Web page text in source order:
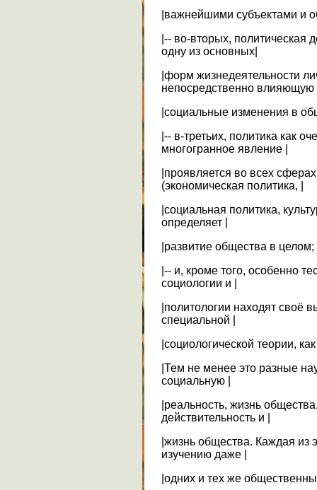
|важнейшими субъектами и
|-- во-вторых, политическая
одну из основных|
|форм жизнедеятельности
непосредственно влияющую
|социальные изменения в
|-- в-третьих, политика как
многогранное явление |
|проявляется во всех
(экономическая политика, |
|социальная политика,
определяет |
|развитие общества в целом;
|-- и, кроме того, особенно
социологии и |
|политологии находят своё
специальной |
|социологической теории,
|Тем не менее это разные
социальную |
|реальность, жизнь
действительность и |
|жизнь общества. Каждая из
изучению даже |
|одних и тех же